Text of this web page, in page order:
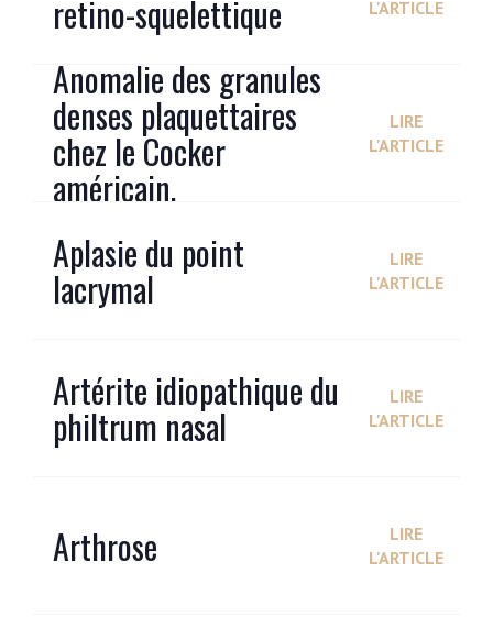
retino-squelettique
L'ARTICLE
Anomalie des granules
denses plaquettaires
chez le Cocker
américain.
LIRE
L'ARTICLE
Aplasie du point
lacrymal
LIRE
L'ARTICLE
Artérite idiopathique du
philtrum nasal
LIRE
L'ARTICLE
Arthrose
LIRE
L'ARTICLE